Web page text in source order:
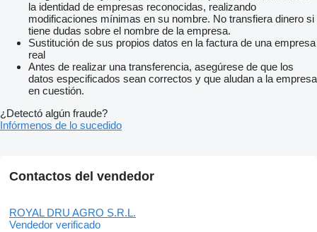
la identidad de empresas reconocidas, realizando
modificaciones mínimas en su nombre. No transfiera dinero si
tiene dudas sobre el nombre de la empresa.
Sustitución de sus propios datos en la factura de una empresa
real
Antes de realizar una transferencia, asegúrese de que los
datos especificados sean correctos y que aludan a la empresa
en cuestión.
¿Detectó algún fraude?
Infórmenos de lo sucedido
Contactos del vendedor
ROYAL DRU AGRO S.R.L.
Vendedor verificado